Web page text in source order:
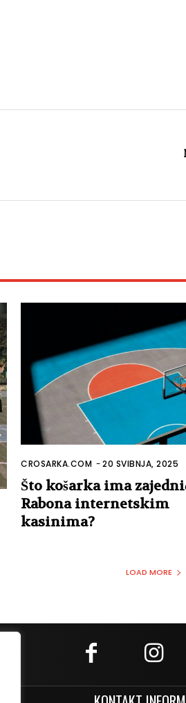
CROSARKA.COM -20 SVIBNJA, 2025
Što košarka ima
Rabona internetskim
kasinima?
LOAD MORE